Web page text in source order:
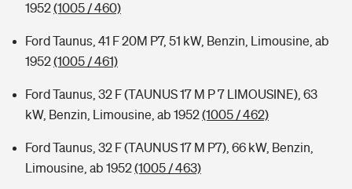
1952(1005 / 460)
Ford Taunus, 41 F 20M P7, 51 kW, Benzin, Limousine, ab
1952(1005 / 461)
Ford Taunus, 32 F (TAUNUS 17 M P 7 LIMOUSINE), 63
kW, Benzin, Limousine, ab 1952(1005 / 462)
Ford Taunus, 32 F (TAUNUS 17 M P7), 66 kW, Benzin,
Limousine, ab 1952(1005 / 463)